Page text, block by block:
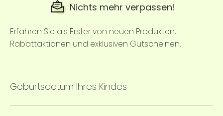
Nichts mehr verpassen!
Erfahren Sie als Erster von neuen Produkten,
Rabattaktionen und exklusiven Gutscheinen.
Geburtsdatum Ihres Kindes